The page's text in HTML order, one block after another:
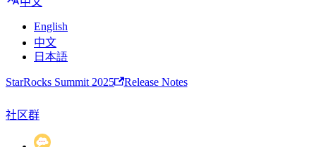
English
中文
日本語
StarRocks Summit 2025 Release Notes
社区群